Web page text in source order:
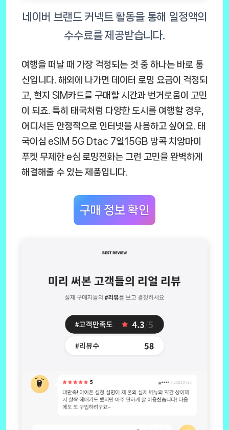
여행을 떠날 때 가장 걱정되는 것 중 하나는 바로 통
신입니다. 해외에 나가면 데이터 로밍 요금이 걱정되
고, 현지 SIM카드를 구매할 시간과 번거로움이 고민
이 되죠. 특히 태국처럼 다양한 도시를 여행할 경우,
어디서든 안정적으로 인터넷을 사용하고 싶어요. 태
국이심 eSIM 5G Dtac 7일15GB 방콕 치앙마이
푸켓 무제한 e심 로밍전화는 그런 고민을 완벽하게
해결해줄 수 있는 제품입니다.
구매 정보 확인